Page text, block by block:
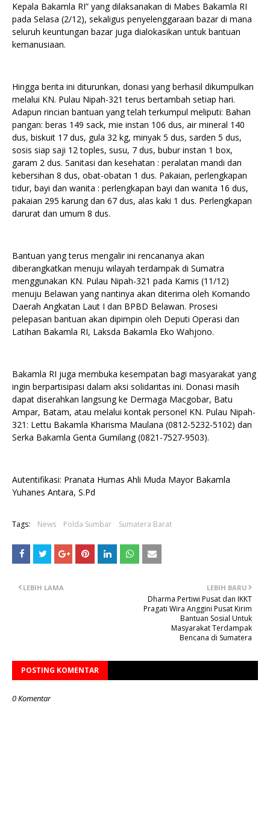
Kepala Bakamla RI” yang dilaksanakan di Mabes Bakamla RI
pada Selasa (2/12), sekaligus penyelenggaraan bazar di mana
seluruh keuntungan bazar juga dialokasikan untuk bantuan
kemanusiaan.
Hingga berita ini diturunkan, donasi yang berhasil dikumpulkan
melalui KN. Pulau Nipah-321 terus bertambah setiap hari.
Adapun rincian bantuan yang telah terkumpul meliputi: Bahan
pangan: beras 149 sack, mie instan 106 dus, air mineral 140
dus, biskuit 17 dus, gula 32 kg, minyak 5 dus, sarden 5 dus,
sosis siap saji 12 toples, susu, 7 dus, bubur instan 1 box,
garam 2 dus. Sanitasi dan kesehatan : peralatan mandi dan
kebersihan 8 dus, obat-obatan 1 dus. Pakaian, perlengkapan
tidur, bayi dan wanita : perlengkapan bayi dan wanita 16 dus,
pakaian 295 karung dan 67 dus, alas kaki 1 dus. Perlengkapan
darurat dan umum 8 dus.
Bantuan yang terus mengalir ini rencananya akan
diberangkatkan menuju wilayah terdampak di Sumatra
menggunakan KN. Pulau Nipah-321 pada Kamis (11/12)
menuju Belawan yang nantinya akan diterima oleh Komando
Daerah Angkatan Laut I dan BPBD Belawan. Prosesi
pelepasan bantuan akan dipimpin oleh Deputi Operasi dan
Latihan Bakamla RI, Laksda Bakamla Eko Wahjono.
Bakamla RI juga membuka kesempatan bagi masyarakat yang
ingin berpartisipasi dalam aksi solidaritas ini. Donasi masih
dapat diserahkan langsung ke Dermaga Macgobar, Batu
Ampar, Batam, atau melalui kontak personel KN. Pulau Nipah-
321: Lettu Bakamla Kharisma Maulana (0812-5232-5102) dan
Serka Bakamla Genta Gumilang (0821-7527-9503).
Autentifikasi: Pranata Humas Ahli Muda Mayor Bakamla
Yuhanes Antara, S.Pd
Tags: News Polda Sumbar Sumatera Barat
LEBIH BARU
Dharma Pertiwi Pusat dan IKKT
Pragati Wira Anggini Pusat Kirim
Bantuan Sosial Untuk
Masyarakat Terdampak
Bencana di Sumatera
LEBIH LAMA
POSTING KOMENTAR
0 Komentar